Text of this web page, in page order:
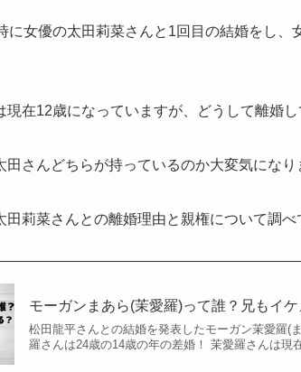
に女優の太田莉菜さんと1回目の結婚をし、
現在12歳になっていますが、どうして離婚し
田さんどちらが持っているのか大変気になり
莉菜さんとの離婚理由と親権について調べ
モーガンまあら(茉愛羅)って誰？兄もイ
松田龍平さんとの結婚を発表したモーガン茉愛羅(
羅さんは24歳の14歳の年の差婚！ 茉愛羅さんは